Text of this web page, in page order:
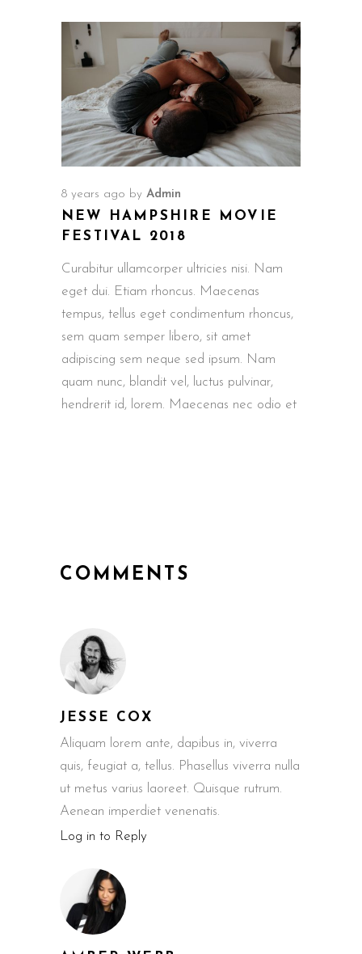
8 years ago by Admin
NEW HAMPSHIRE MOVIE
FESTIVAL 2018
Curabitur ullamcorper ultricies nisi. Nam
eget dui. Etiam rhoncus. Maecenas
tempus, tellus eget condimentum rhoncus,
sem quam semper libero, sit amet
adipiscing sem neque sed ipsum. Nam
quam nunc, blandit vel, luctus pulvinar,
hendrerit id, lorem. Maecenas nec odio et
COMMENTS
JESSE COX
Aliquam lorem ante, dapibus in, viverra
quis, feugiat a, tellus. Phasellus viverra nulla
ut metus varius laoreet. Quisque rutrum.
Aenean imperdiet venenatis.
Log in to Reply